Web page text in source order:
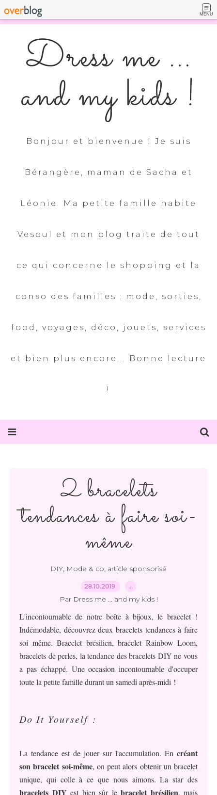
MENU
Dress me ...
and my kids !
Bonjour et bienvenue ! Je suis
Bérangère, maman de Sacha et
Léonie. Ma petite famille habite
Vesoul et mon blog traite de tout
ce qui concerne le shopping et la
conso des familles : mode, sorties,
food, voyages, déco, jouets, services
et bien plus encore... Bonne lecture
!
2 bracelets
tendances à faire soi-
même
DIY, Mode & co, article sponsorisé
28.10.2019 …
Par Dress me ... and my kids !
L'incontournable de notre boîte à bijoux, le bracelet !
Indémodable, découvrez deux bracelets tendances à faire
soi même. Bracelet brésilien, bracelet Rainbow Loom,
bracelets de perles, la tendance des bracelets DIY ne vous
a pas échappé. Une occasion incontournable d'occuper
toute la petite famille durant un samedi après-midi !
Do It Yourself :
La tendance est de jouer sur l'accumulation. En créant
son bracelet soi-même, on peut alors obtenir un bracelet
unique, qui colle à ce que nous aimons. La star des
bracelets DIY est bien sûr le bracelet brésilien, mais